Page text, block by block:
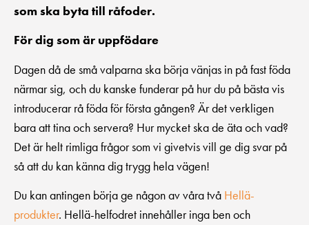
som ska byta till råfoder.
För dig som är uppfödare
Dagen då de små valparna ska börja vänjas in på fast föda
närmar sig, och du kanske funderar på hur du på bästa vis
introducerar rå föda för första gången? Är det verkligen
bara att tina och servera? Hur mycket ska de äta och vad?
Det är helt rimliga frågor som vi givetvis vill ge dig svar på
så att du kan känna dig trygg hela vägen!
Du kan antingen börja ge någon av våra två Hellä-
produkter. Hellä-helfodret innehåller inga ben och